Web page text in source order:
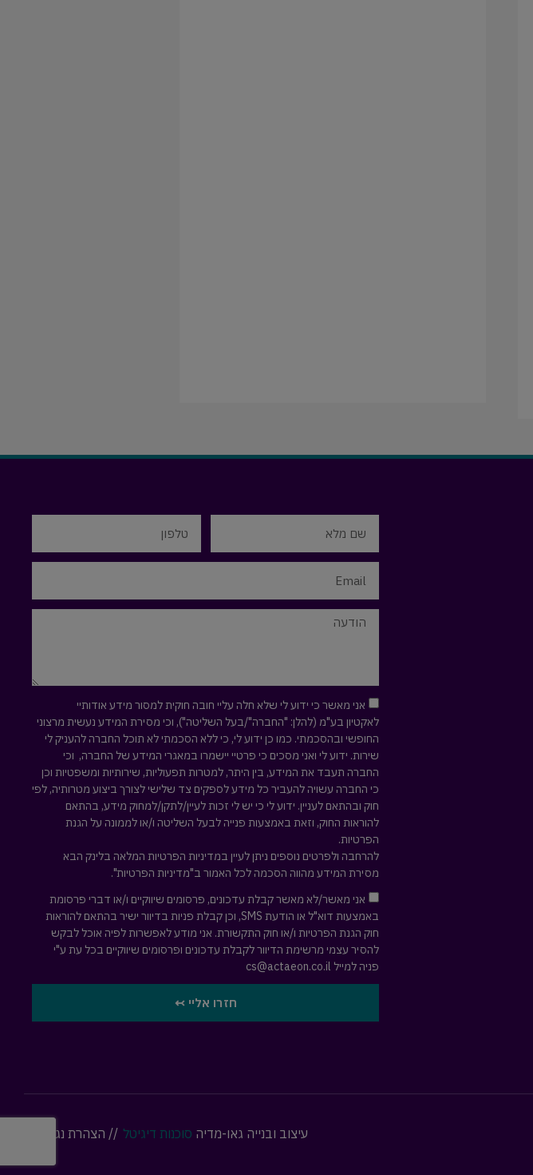
אני מאשר כי ידוע לי שלא חלה עליי חובה חוקית למסור מידע אודותיי
לאקטיון בע"מ (להלן: "החברה"/בעל השליטה"), וכי מסירת המידע נעשית מרצוני
החופשי ובהסכמתי. כמו כן ידוע לי, כי ללא הסכמתי לא תוכל החברה להעניק לי
שירות. ידוע לי ואני מסכים כי פרטיי יישמרו במאגרי המידע של החברה, וכי
החברה תעבד את המידע, בין היתר, למטרות תפעוליות, שירותיות ומשפטיות וכן
כי החברה עשויה להעביר כל מידע לספקים צד שלישי לצורך ביצוע מטרותיה, לפי
חוק ובהתאם לעניין. ידוע לי כי יש לי זכות לעיין/לתקן/למחוק מידע, בהתאם
להוראות החוק, וזאת באמצעות פנייה לבעל השליטה ו/או לממונה על הגנת
הפרטיות.
להרחבה ולפרטים נוספים ניתן לעיין במדיניות הפרטיות המלאה בלינק הבא
מסירת המידע מהווה הסכמה לכל האמור ב"מדיניות הפרטיות".
אני מאשר/לא מאשר קבלת עדכונים, פרסומים שיווקיים ו/או דברי פרסומת
באמצעות דוא"ל או הודעת SMS, וכן קבלת פניות בדיוור ישיר בהתאם להוראות
חוק הגנת הפרטיות ו/או חוק התקשורת. אני מודע לאפשרות לפיה אוכל לבקש
להסיר עצמי מרשימת הדיוור לקבלת עדכונים ופרסומים שיווקיים בכל עת ע"י
פניה למייל cs@actaeon.co.il
חזרו אליי ↢
עיצוב ובנייה גאו-מדיה סוכנות דיגיטל // הצהרת נגישות